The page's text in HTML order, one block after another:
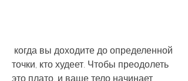
точки, кто худеет. Чтобы преодолеть
это плато, и ваше тело начинает